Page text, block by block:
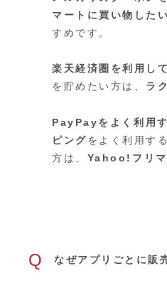
マートに買い物した
すめです。
楽天経済圏を利用し
を貯めたい方は、 ラ
PayPayをよく利用
ピングをよく利用す
方は、 Yahoo!フリマ
Q なぜアプリごとに販